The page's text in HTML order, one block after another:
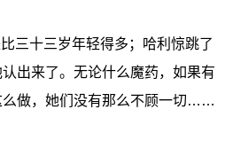
三十三岁年轻得多；哈利惊跳了
出来了。无论什么魔药，如果有
么做，她们没有那么不顾一切……